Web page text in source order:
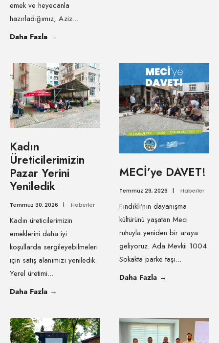
emek ve heyecanla
hazırladığımız, Aziz...
Daha Fazla →
Kadın
Üreticilerimizin
Pazar Yerini
Yeniledik
Temmuz 30, 2026 | Haberler
Kadın üreticilerimizin
emeklerini daha iyi
koşullarda sergileyebilmeleri
için satış alanımızı yeniledik.
Yerel üretimi...
Daha Fazla →
MECİ’ye DAVET!
Temmuz 29, 2026 | Haberler
Fındıklı’nın dayanışma
kültürünü yaşatan Meci
ruhuyla yeniden bir araya
geliyoruz. Ada Mevkii 1004.
Sokakta parke taşı...
Daha Fazla →